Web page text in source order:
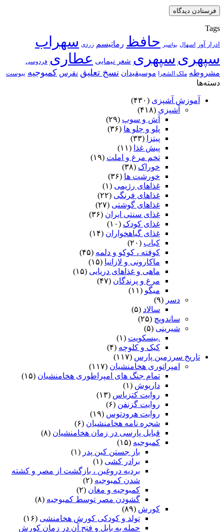
Tags
ادرار آور اسهال بواسیر حافظ رماتیسم زردی سهراب
سپهری سپهری شعر نیمایی عطاری فردوسی
مشروطه ملک الشعرا موسیقیدان نسخ تعلیق نقرس کمبوجیه یبوست
دسته‌ها
آموزش آشپزی (۴۳۰)
آشپزی (۴۱۸)
آش و سوپ (۲۹)
پلو و چلو ها (۳۶)
پیتزا
(۳۳)
پیش غذا (۱۱)
تخم مرغ و املت (۱۹)
خوراک (۳۸)
خورشت ها (۳۶)
غذاهای رژیمی (۱)
غذاهای فرنگی (۲۲)
غذاهای گوشتی (۲۷)
غذای سنتی ایران (۳۶)
غذای کودک (۱۰)
غذای گیاهخواران (۱۴)
کباب (۲۰)
کوفته ، کوکو و دلمه (۴۵)
ماکارونی و لازانیا (۱۵)
ماهی و غذاهای دریایی (۱۵)
مرغ و پرندگان (۴۷)
میگو (۱۱)
دسر (۹)
سالاد (۵)
ساندویچ (۲۵)
شیرینی (۵)
.بیسکویت (۱)
کیک و کلوچه (۴)
تاریخ سرزمین پارس (۱۱۷)
امپراتوری هخامنشیان (۱۱۷)
تمام جنگ های امپراطوری هخامنشیان (۱۵)
داریوش (۱)
روایت کتزیاس (۱۳)
روایت گزنفن (۶)
روایت هرودتوس (۱۹)
شجره نامه هخامنشیان (۶)
قبایل پارسی در زمان هخامنشیان (۸)
کمبوجیه (۱۵)
باز جستن کین پدر (۱)
برادر کشی (۱)
بردیه دروغین ، بازگشت از مصر و کشته
شدن کمبوجیه (۲)
کمبوجیه و مغان (۲)
گشودن مصر توسط کمبوجیه (۸)
کورش (۸۹)
تولد و کودکی کورش هخامنشی (۱۶)
حمله به بابل و فتح آن در زمان کورش